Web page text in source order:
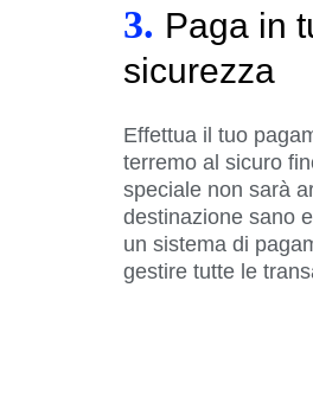
3. Paga in
sicurezza
Effettua il tuo
terremo al sicuro
speciale non sarà
destinazione sano
un sistema di
gestire tutte le